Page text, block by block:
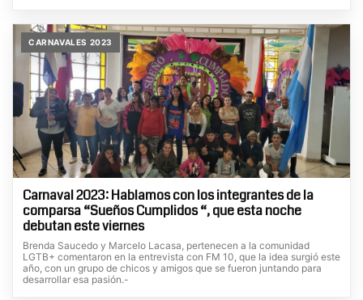
CARNAVALES 2023
Carnaval 2023: Hablamos con los integrantes de la
comparsa “Sueños Cumplidos “, que esta noche
debutan este viernes
Brenda Saucedo y Marcelo Lacasa, pertenecen a la comunidad
LGTB+ comentaron en la entrevista con FM 10, que la idea surgió este
año, con un grupo de chicos y amigos que se fueron juntando para
desarrollar esa pasión.-